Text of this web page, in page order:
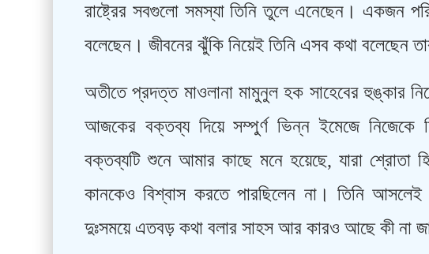
রাষ্ট্রের সবগুলো সমস্যা তিনি তুলে এনেছেন। একজন
বলেছেন। জীবনের ঝুঁকি নিয়েই তিনি এসব কথা বলেছেন
অতীতে প্রদত্ত মাওলানা মামুনুল হক সাহেবের হুঙ্কার
আজকের বক্তব্য দিয়ে সম্পুর্ণ ভিন্ন ইমেজে নিজেকে
বক্তব্যটি শুনে আমার কাছে মনে হয়েছে, যারা শ্রোতা
কানকেও বিশ্বাস করতে পারছিলেন না। তিনি
দুঃসময়ে এতবড় কথা বলার সাহস আর কারও আছে কী না